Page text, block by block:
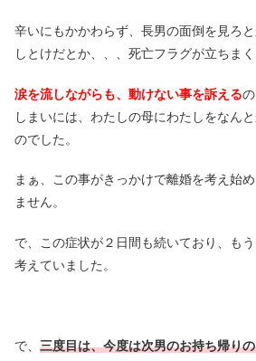
辛いにもかかわらず、長男の面倒を見ろ
しとけだとか、、、死亡フラグが立ちまく
涙を流しながらも、動けない事を訴える
しまいには、わたしの母にわたしをなん
のでした。
まぁ、この事がきっかけで離婚を考え始
ません。
で、この症状が２日間も続いており、も
考えていました。
で、 三度目は、今度は次男のお持ち帰り